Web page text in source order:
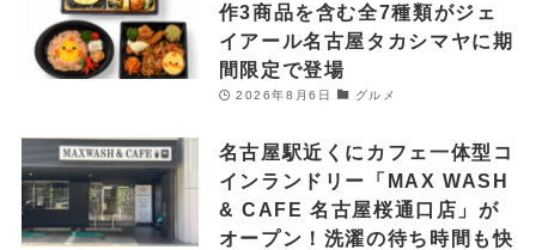
作3商品を含む全7種類がジェ
イアール名古屋タカシマヤに期
間限定で登場
2026年8月6日 グルメ
名古屋駅近くにカフェ一体型コ
インランドリー「MAX WASH
& CAFE 名古屋桜通口店」が
オープン！洗濯の待ち時間も快